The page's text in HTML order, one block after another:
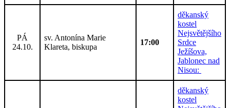
PÁ
24.10.
sv. Antonína Marie
Klareta, biskupa
17:00
děkanský
kostel
Nejsvětějšího
Srdce
Ježíšova,
Jablonec nad
Nisou:
děkanský
kostel